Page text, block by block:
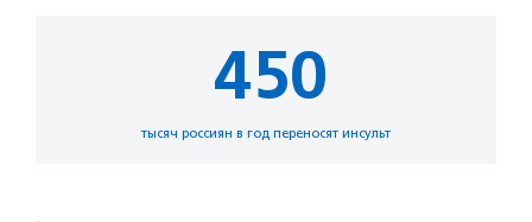
450
тысяч россиян в год переносят инсульт